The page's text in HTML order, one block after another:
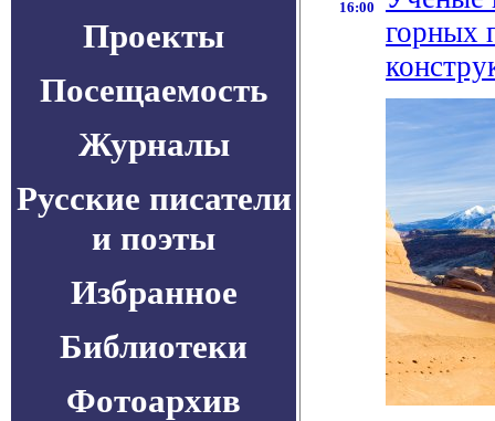
Проекты
Посещаемость
Журналы
Русские писатели
и поэты
Избранное
Библиотеки
Фотоархив
16:00
горных